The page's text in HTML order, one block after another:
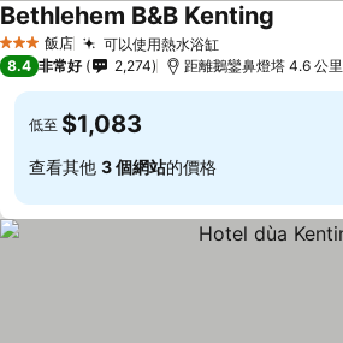
3 星級 飯店 可以使用熱水浴缸
Bethlehem B&B Kenting
8.4 非常好 2,274 距離鵝鑾鼻燈塔 4.6 公里
低至 $1,083
查看其他 3 個網站的價格